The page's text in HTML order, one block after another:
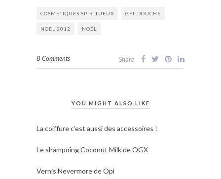
COSMETIQUES SPIRITUEUX GEL DOUCHE
NOEL 2012 NOËL
8 Comments Share
YOU MIGHT ALSO LIKE
La coiffure c’est aussi des accessoires !
Le shampoing Coconut Milk de OGX
Vernis Nevermore de Opi